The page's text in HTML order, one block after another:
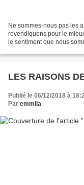
Ne sommes-nous pas les
revendiquons pour le
le sentiment que nous
LES RAISONS
Publié le 06/12/2018 à
Par emmila